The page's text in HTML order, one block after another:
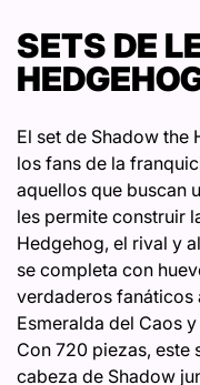
SETS DE
El set de Shadow the
los fans de la
aquellos que buscan
les permite construir
Hedgehog, el rival y
se completa con
verdaderos fanáticos
Esmeralda del Caos
Con 720 piezas, este
cabeza de Shadow